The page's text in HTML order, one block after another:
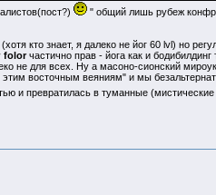
" общий лишь рубеж
кто знает, я далеко не йог 60 lvl) но
folorчастично прав - йога как и бодибилдинг
не для всех. Ну а масоно-сионский
восточным веяниям" и мы
и превратилась в туманные (мистические